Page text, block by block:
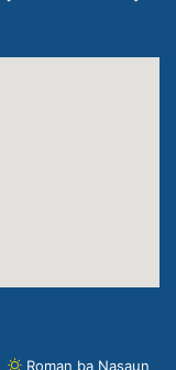
Roman ba Nasaun